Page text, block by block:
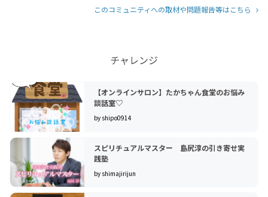
このコミュニティへの取材や問題報告等はこちら
チャレンジ
【オンラインサロン】たかちゃん食堂のお悩み
談話室♡
by shipo0914
スピリチュアルマスター 島尻淳の引き寄せ実
践塾
by shimajirijun